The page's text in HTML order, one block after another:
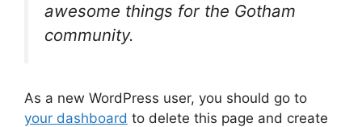
awesome things for the Gotham
community.
As a new WordPress user, you should go to
your dashboard to delete this page and create